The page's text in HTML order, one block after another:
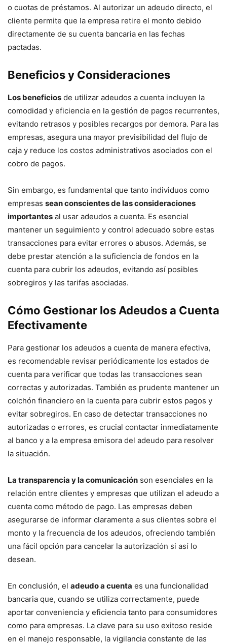
o cuotas de préstamos. Al autorizar un adeudo directo, el
cliente permite que la empresa retire el monto debido
directamente de su cuenta bancaria en las fechas
pactadas.
Beneficios y Consideraciones
Los beneficios de utilizar adeudos a cuenta incluyen la
comodidad y eficiencia en la gestión de pagos recurrentes,
evitando retrasos y posibles recargos por demora. Para las
empresas, asegura una mayor previsibilidad del flujo de
caja y reduce los costos administrativos asociados con el
cobro de pagos.
Sin embargo, es fundamental que tanto individuos como
empresas sean conscientes de las consideraciones
importantes al usar adeudos a cuenta. Es esencial
mantener un seguimiento y control adecuado sobre estas
transacciones para evitar errores o abusos. Además, se
debe prestar atención a la suficiencia de fondos en la
cuenta para cubrir los adeudos, evitando así posibles
sobregiros y las tarifas asociadas.
Cómo Gestionar los Adeudos a Cuenta
Efectivamente
Para gestionar los adeudos a cuenta de manera efectiva,
es recomendable revisar periódicamente los estados de
cuenta para verificar que todas las transacciones sean
correctas y autorizadas. También es prudente mantener un
colchón financiero en la cuenta para cubrir estos pagos y
evitar sobregiros. En caso de detectar transacciones no
autorizadas o errores, es crucial contactar inmediatamente
al banco y a la empresa emisora del adeudo para resolver
la situación.
La transparencia y la comunicación son esenciales en la
relación entre clientes y empresas que utilizan el adeudo a
cuenta como método de pago. Las empresas deben
asegurarse de informar claramente a sus clientes sobre el
monto y la frecuencia de los adeudos, ofreciendo también
una fácil opción para cancelar la autorización si así lo
desean.
En conclusión, el adeudo a cuenta es una funcionalidad
bancaria que, cuando se utiliza correctamente, puede
aportar conveniencia y eficiencia tanto para consumidores
como para empresas. La clave para su uso exitoso reside
en el manejo responsable, la vigilancia constante de las